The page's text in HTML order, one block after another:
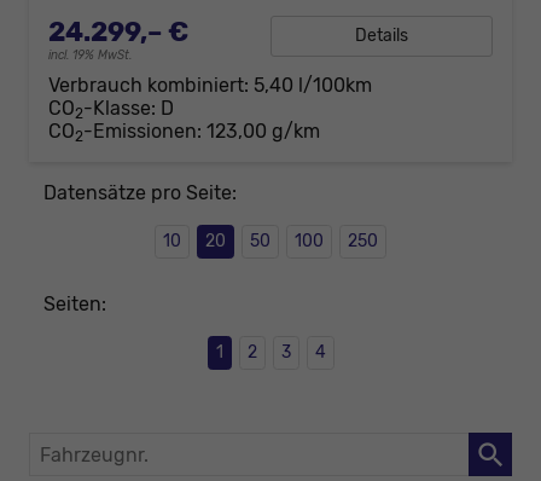
24.299,– €
incl. 19% MwSt.
Details
Verbrauch kombiniert: 5,40 l/100km
CO2-Klasse: D
CO2-Emissionen: 123,00 g/km
Datensätze pro Seite:
10 20 50 100 250
Seiten:
1 2 3 4
Fahrzeugnr.